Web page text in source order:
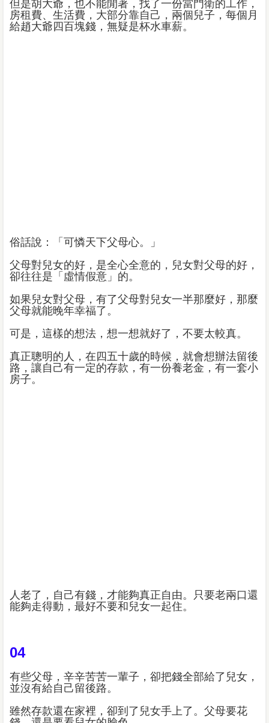
但是胡大爺，也不能閒著，找了一份當門衛的工作，
房租費、生活費，大部分靠自己，兩個兒子，每個月
給趙大爺四百塊錢，無疑是杯水車薪。
俗話說：「可憐天下父母心。」
父母對兒女的好，是全心全意的，兒女對父母的好，
卻往往是「虛情假意」的。
如果兒女對父母，有了父母對兒女一半那麼好，那麼
父母就能晚年幸福了。
可是，這樣的想法，想一想就好了，不要太較真。
真正聰明的人，在四五十歲的時候，就會想辦法留後
路，讓自己有一定的存款，有一份養老金，有一套小
房子。
人老了，自己有錢，才能夠真正自由。只要老兩口還
能夠走得動，最好不要和兒女一起住。
04
有些父母，辛辛苦苦一輩子，卻把錢全部給了兒女，
並沒有給自己留後路。
雖然存款還在家裡，卻到了兒女手上了。父母要花